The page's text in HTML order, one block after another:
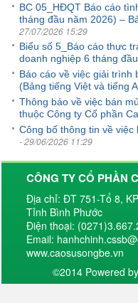
BC 05_HĐQT Báo cáo
tháng đầu năm 2026) –
27/07/2026 15:29
Biểu số 5_Báo cáo thực
doanh nghiệp 6 tháng
Báo cáo về việc giải trình
(Bảng tiếng Việt và tiếng
Thông báo về việc bán
thuộc Công ty Cổ phần
Công bố thông tin về
- 29/06/2026 11:29
CÔNG TY CỔ PHẦN
Địa chỉ: ĐT 751-Tổ 8,
Tỉnh Bình Phước
Điện thoại:
Email:
www.caosusongbe.vn
©2014 Powered